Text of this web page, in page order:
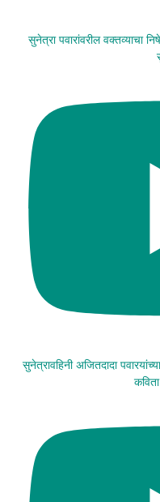
सुनेत्रा पवारांवरील वक्तव्याचा
सुनेत्रावहिनी अजितदादा